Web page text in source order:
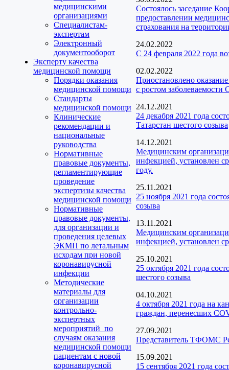
медицинскими
организациями
Специалистам-
экспертам
Электронный
документооборот
Эксперту качества
медицинской помощи
Порядки оказания
медицинской помощи
Стандарты
медицинской помощи
Клинические
рекомендации и
национальные
руководства
Нормативные
правовые документы,
регламентирующие
проведение
экспертизы качества
медицинской помощи
Нормативные
правовые документы,
для организации и
проведения целевых
ЭКМП по летальным
исходам при новой
коронавирусной
инфекции
Методические
материалы для
организации
контрольно-
экспертных
мероприятий по
случаям оказания
медицинской помощи
пациентам с новой
коронавирусной
Состоялось заседание
предоставлении
страхования на
24.02.2022
С 24 февраля 2022 года
02.02.2022
Приостановлено
с ростом заболеваемости
24.12.2021
24 декабря 2021 года
Татарстан шестого созыва
14.12.2021
Медицинским
инфекцией, установлен
году.
25.11.2021
25 ноября 2021 года
созыва
13.11.2021
Медицинским
инфекцией, установлен
25.10.2021
25 октября 2021 года
шестого созыва
04.10.2021
4 октября 2021 года на
граждан, перенесших
27.09.2021
Представитель ТФОМС
15.09.2021
15 сентября 2021 года